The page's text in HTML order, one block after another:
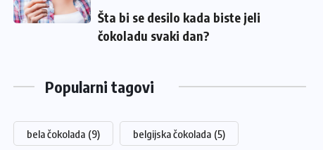
Šta bi se desilo kada biste jeli
čokoladu svaki dan?
Popularni tagovi
bela čokolada (9) belgijska čokolada (5)